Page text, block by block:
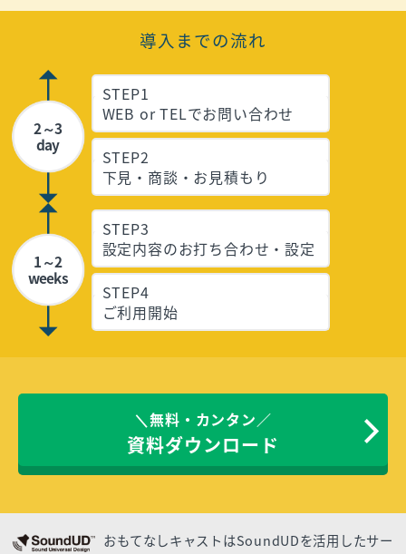
導入までの流れ
2～3
day
1～2
weeks
STEP1
WEB or TELでお問い合わせ
STEP2
下見・商談・お見積もり
STEP3
設定内容のお打ち合わせ・設定
STEP4
ご利用開始
＼無料・カンタン／
資料ダウンロード
おもてなしキャストはSoundUDを活用したサー